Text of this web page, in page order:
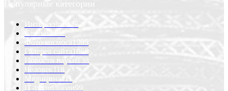
Популярные категории
Интересно
Статьи
Фото космоса
1999
Галерея сайта 1068
Новости науки
Человек
Медицина
IT-технологии99